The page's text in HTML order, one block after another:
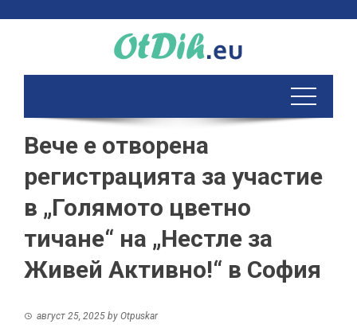
Вече е отворена
регистрацията за участие
в „Голямото цветно
тичане“ на „Нестле за
Живей Активно!“ в София
август 25, 2025 by Otpuskar